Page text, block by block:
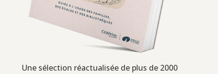
Une sélection réactualisée de plus de 2000